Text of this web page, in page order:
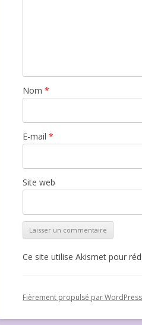
Nom *
E-mail *
Site web
Ce site utilise Akismet pour
Fièrement propulsé par WordPress